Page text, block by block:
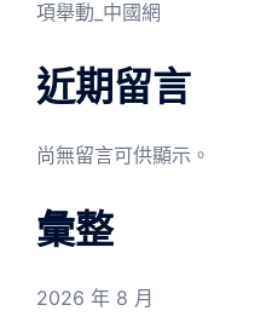
項舉動_中國網
近期留言
尚無留言可供顯示。
彙整
2026 年 8 月